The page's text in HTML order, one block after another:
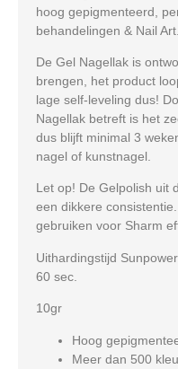
hoog gepigmenteerd,
behandelingen & Nail Art.
De Gel Nagellak is
brengen, het product
lage self-leveling dus!
Nagellak betreft is het
dus blijft minimal 3
nagel of kunstnagel.
Let op! De Gelpolish uit
een dikkere
gebruiken voor Sharm
Uithardingstijd
60 sec.
10gr
Hoog
Meer dan 500